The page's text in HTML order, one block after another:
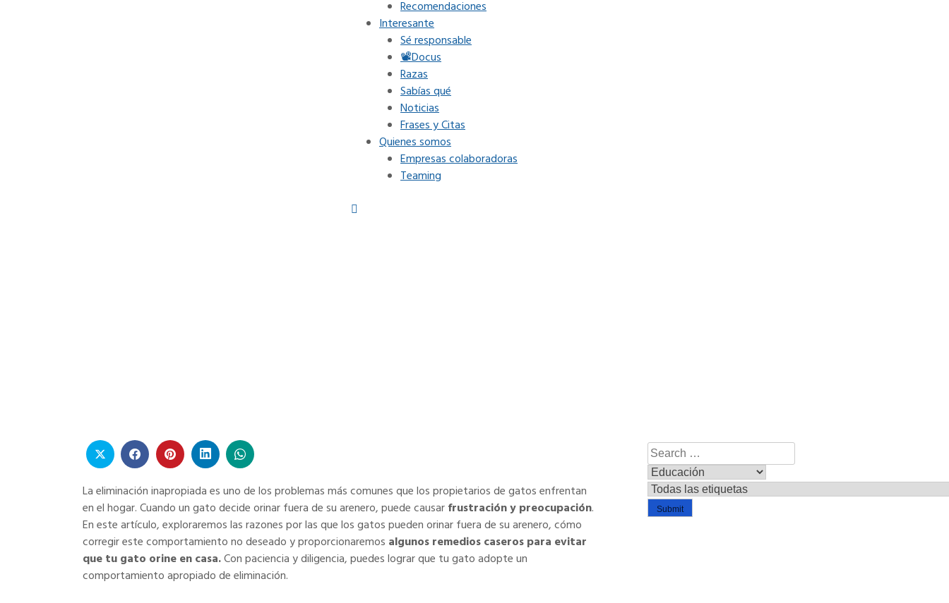
Recomendaciones
Interesante
Sé responsable
📽Docus
Razas
Sabías qué
Noticias
Frases y Citas
Quienes somos
Empresas colaboradoras
Teaming
La eliminación inapropiada es uno de los problemas más comunes que los propietarios de gatos enfrentan
en el hogar. Cuando un gato decide orinar fuera de su arenero, puede causarfrustración y preocupación.
En este artículo, exploraremos las razones por las que los gatos pueden orinar fuera de su arenero, cómo
corregir este comportamiento no deseado y proporcionaremos algunos remedios caseros para evitar
que tu gato orine en casa.Con paciencia y diligencia, puedes lograr que tu gato adopte un
comportamiento apropiado de eliminación.